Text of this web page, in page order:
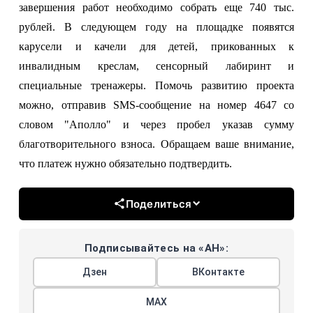
завершения работ необходимо собрать еще 740 тыс.
рублей. В следующем году на площадке появятся
карусели и качели для детей, прикованных к
инвалидным креслам, сенсорный лабиринт и
специальные тренажеры. Помочь развитию проекта
можно, отправив SMS-сообщение на номер 4647 со
словом "Аполло" и через пробел указав сумму
благотворительного взноса. Обращаем ваше внимание,
что платеж нужно обязательно подтвердить.
Поделиться
Подписывайтесь на «АН»:
Дзен ВКонтакте
МАХ